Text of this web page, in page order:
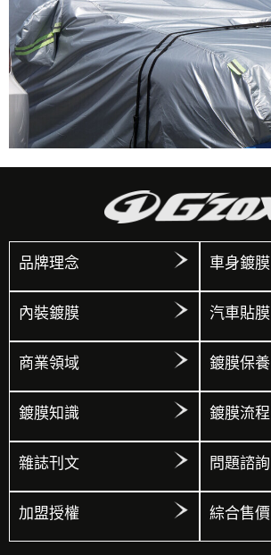
品牌理念 車身鍍膜
內裝鍍膜 汽車貼膜
商業領域 鍍膜保養
鍍膜知識 鍍膜流程
雜誌刊文 問題諮詢
加盟授權 綜合售價